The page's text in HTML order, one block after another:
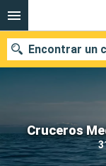
Cruceros
Encontrar un
Nuestros
Fecha de salida